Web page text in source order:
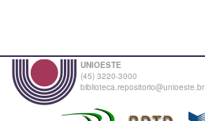
UNIOESTE
(45) 3220-3000
biblioteca.repositorio@unioeste.br